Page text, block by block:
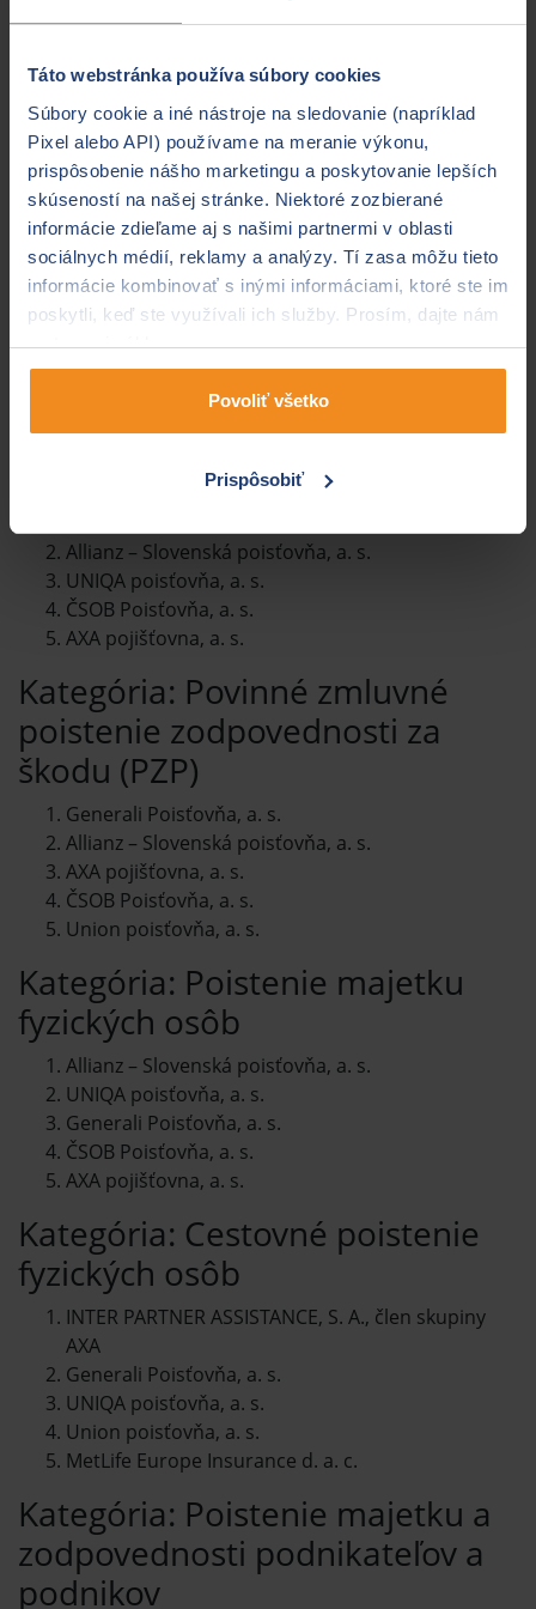
Táto webstránka používa súbory cookies
Súbory cookie a iné nástroje na sledovanie (napríklad
Pixel alebo API) používame na meranie výkonu,
prispôsobenie nášho marketingu a poskytovanie lepších
skúseností na našej stránke. Niektoré zozbierané
informácie zdieľame aj s našimi partnermi v oblasti
sociálnych médií, reklamy a analýzy. Tí zasa môžu tieto
informácie kombinovať s inými informáciami, ktoré ste im
poskytli, keď ste využívali ich služby. Prosím, dajte nám
na to svoj súhlas.
Povoliť všetko
Prispôsobiť
členského štátu
KOOPERATIVA poisťovňa, a.s. Vienna Insurance
Group
Pre porovnanie ponúkame aj výsledky hlasovania za
rok 2020
Najlepšie poisťovne za rok
2020
Kategória: havarijné poistenie
motorových vozidiel (KASKO)
Allianz – Slovenská poisťovňa, a. s.
UNIQA poisťovňa, a. s.
ČSOB Poisťovňa, a. s.
AXA pojišťovna, a. s.
Kategória: Povinné zmluvné
poistenie zodpovednosti za
škodu (PZP)
Generali Poisťovňa, a. s.
Allianz – Slovenská poisťovňa, a. s.
AXA pojišťovna, a. s.
ČSOB Poisťovňa, a. s.
Union poisťovňa, a. s.
Kategória: Poistenie majetku
fyzických osôb
Allianz – Slovenská poisťovňa, a. s.
UNIQA poisťovňa, a. s.
Generali Poisťovňa, a. s.
ČSOB Poisťovňa, a. s.
AXA pojišťovna, a. s.
Kategória: Cestovné poistenie
fyzických osôb
INTER PARTNER ASSISTANCE, S. A., člen skupiny
AXA
Generali Poisťovňa, a. s.
UNIQA poisťovňa, a. s.
Union poisťovňa, a. s.
MetLife Europe Insurance d. a. c.
Kategória: Poistenie majetku a
zodpovednosti podnikateľov a
podnikov